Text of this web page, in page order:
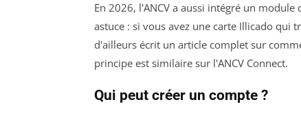
En 2026, l'ANCV a aussi intégré un module
astuce : si vous avez une carte Illicado qui
d'ailleurs écrit un article complet sur
principe est similaire sur l'ANCV Connect.
Qui peut créer un compte ?